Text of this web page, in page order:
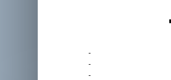
-
-
-